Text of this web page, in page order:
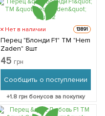
Нет в наличии 13891
Перец "Блонди F1" ТМ "Hem
Zaden" 8шт
45 грн
Сообщить о поступлении
+1.8грн бонусов за покупку